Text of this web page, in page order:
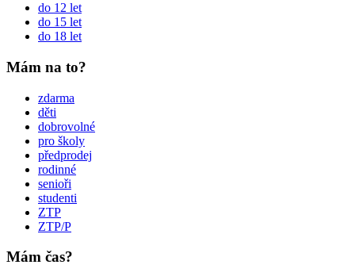
do 12 let
do 15 let
do 18 let
Mám na to?
zdarma
děti
dobrovolné
pro školy
předprodej
rodinné
senioři
studenti
ZTP
ZTP/P
Mám čas?